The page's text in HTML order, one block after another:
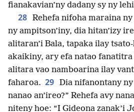
fianakavian’ny dadany sy ny
28 Rehefa nifoha maraina
ny ampitson’iny, dia hitan’izy
alitaran’i Bala, tapaka ilay
akaikiny, ary efa natao fanatitra
alitara vao namboarina ilay
faharoa. 29 Dia nifanontany ny
nanao an’ireo?” Rehefa avy
niteny hoe: “I Gideona zanak’i